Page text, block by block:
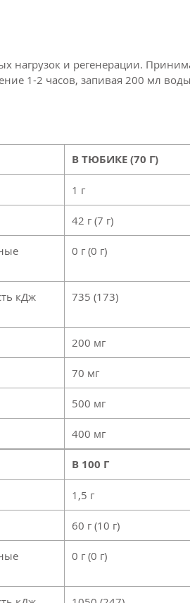
нагрузок и регенерации.
1-2 часов, запивая 200 мл
В ТЮБИКЕ (70 Г)
1 г
42 г (7 г)
0 г (0 г)
кДж
735 (173)
200 мг
70 мг
500 мг
400 мг
В 100 Г
1,5 г
60 г (10 г)
0 г (0 г)